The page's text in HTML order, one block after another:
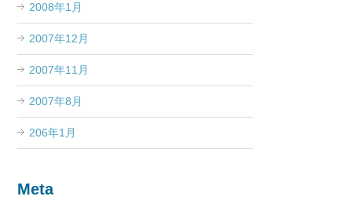
2008年1月
2007年12月
2007年11月
2007年8月
206年1月
Meta